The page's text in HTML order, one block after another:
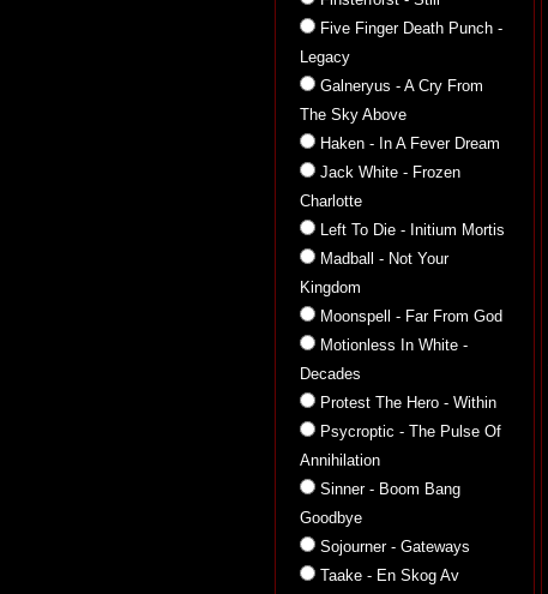
Five Finger Death Punch -
Legacy
Galneryus - A Cry From
The Sky Above
Haken - In A Fever Dream
Jack White - Frozen
Charlotte
Left To Die - Initium Mortis
Madball - Not Your
Kingdom
Moonspell - Far From God
Motionless In White -
Decades
Protest The Hero - Within
Psycroptic - The Pulse Of
Annihilation
Sinner - Boom Bang
Goodbye
Sojourner - Gateways
Taake - En Skog Av